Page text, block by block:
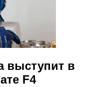
выступит в
F4